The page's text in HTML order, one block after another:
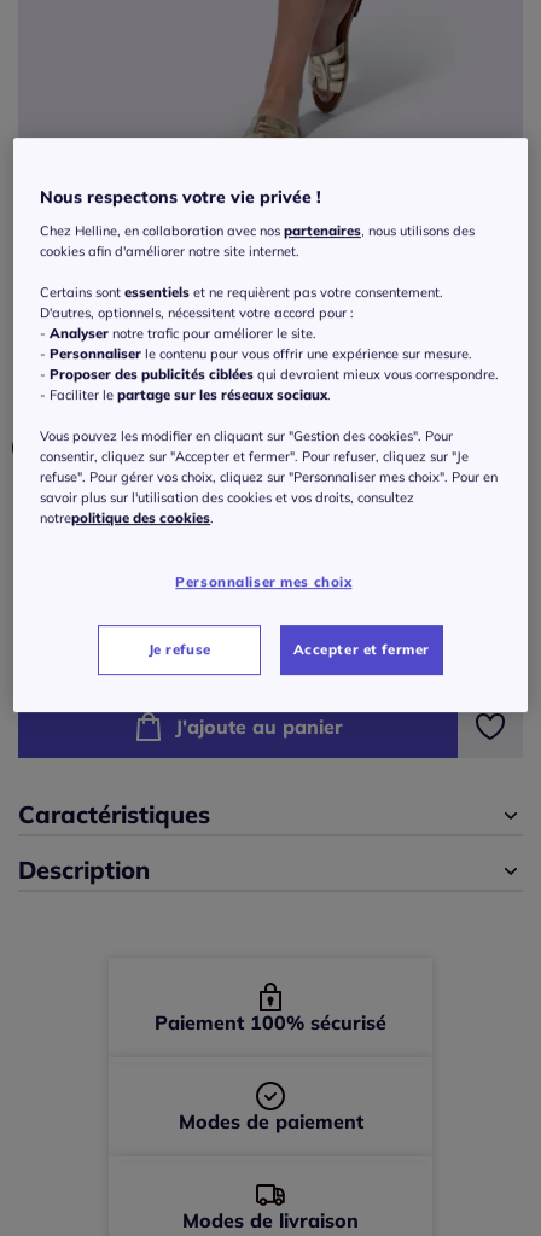
Exclu web
Jupe cargo décontractée avec poches
classiques et ceinture élastique
Réf : 468.038.008 3.7 / 5 -
Couleur :kaki
Taille :
épuisé
épuisé
42 -épuisé
44 -En stock
J'ajoute au panier
Caractéristiques
Description
Paiement 100% sécurisé
Modes de paiement
Modes de livraison
Nous respectons votre vie privée !
Chez Helline, en collaboration avec nospartenaires, nous utilisons des
cookies afin d'améliorer notre site internet.
Certains sontessentiels et ne requièrent pas votre consentement.
D'autres, optionnels, nécessitent votre accord pour :
-Analyser notre trafic pour améliorer le site.
-Personnaliser le contenu pour vous offrir une expérience sur mesure.
-Proposer des publicités ciblées qui devraient mieux vous correspondre.
- Faciliter lepartage sur les réseaux sociaux.
Vous pouvez les modifier en cliquant sur "Gestion des cookies". Pour
consentir, cliquez sur "Accepter et fermer". Pour refuser, cliquez sur "Je
refuse". Pour gérer vos choix, cliquez sur "Personnaliser mes choix". Pour en
savoir plus sur l'utilisation des cookies et vos droits, consultez
notrepolitique des cookies.
Personnaliser mes choix
Je refuse Accepter et fermer